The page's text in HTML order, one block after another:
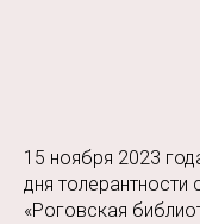
15 ноября 2023
дня
«Роговская